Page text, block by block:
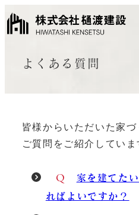
よくある質問
皆様からいただいた家
ご質問をご紹介していま
Q
家を建てた
ればよいですか？